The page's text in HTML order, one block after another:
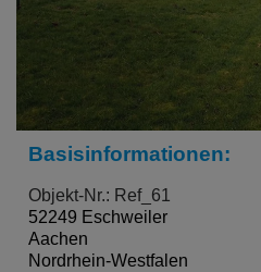
Basisinformationen:
Objekt-Nr.: Ref_61
52249 Eschweiler
Aachen
Nordrhein-Westfalen